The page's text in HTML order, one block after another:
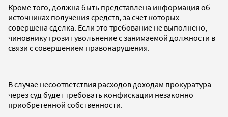
Кроме того, должна быть представлена информация об
источниках получения средств, за счет которых
совершена сделка. Если это требование не выполнено,
чиновнику грозит увольнение с занимаемой должности в
связи с совершением правонарушения.
В случае несоответствия расходов доходам прокуратура
через суд будет требовать конфискации незаконно
приобретенной собственности.